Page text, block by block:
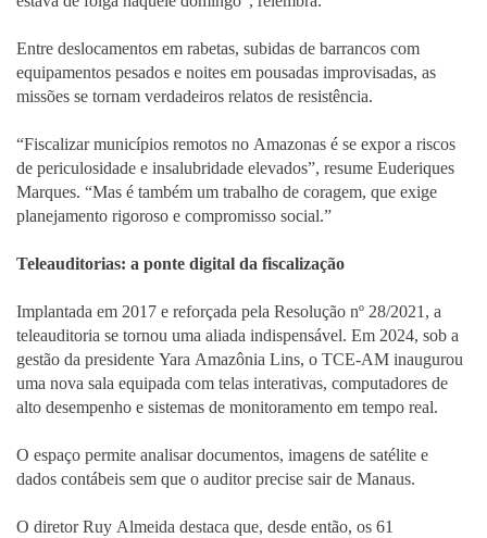
Entre deslocamentos em rabetas, subidas de barrancos com
equipamentos pesados e noites em pousadas improvisadas, as
missões se tornam verdadeiros relatos de resistência.
“Fiscalizar municípios remotos no Amazonas é se expor a riscos
de periculosidade e insalubridade elevados”, resume Euderiques
Marques. “Mas é também um trabalho de coragem, que exige
planejamento rigoroso e compromisso social.”
Teleauditorias: a ponte digital da fiscalização
Implantada em 2017 e reforçada pela Resolução nº 28/2021, a
teleauditoria se tornou uma aliada indispensável. Em 2024, sob a
gestão da presidente Yara Amazônia Lins, o TCE-AM inaugurou
uma nova sala equipada com telas interativas, computadores de
alto desempenho e sistemas de monitoramento em tempo real.
O espaço permite analisar documentos, imagens de satélite e
dados contábeis sem que o auditor precise sair de Manaus.
O diretor Ruy Almeida destaca que, desde então, os 61